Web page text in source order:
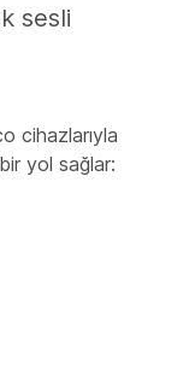
sesli
cihazlarıyla
yol sağlar: